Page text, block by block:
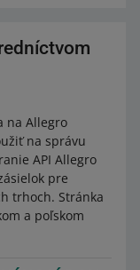
na Allegro
na správu
API Allegro
pre
trhoch. Stránka
a poľskom